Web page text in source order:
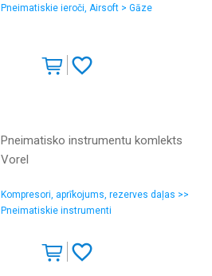
Pneimatiskie ieroči, Airsoft > Gāze
Pneimatisko instrumentu komlekts
Vorel
Kompresori, aprīkojums, rezerves daļas >>
Pneimatiskie instrumenti